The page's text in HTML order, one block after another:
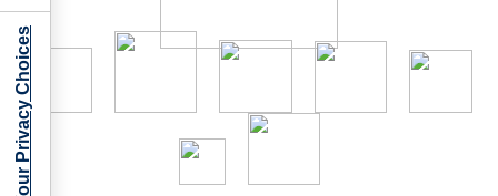
Your Privacy Choices